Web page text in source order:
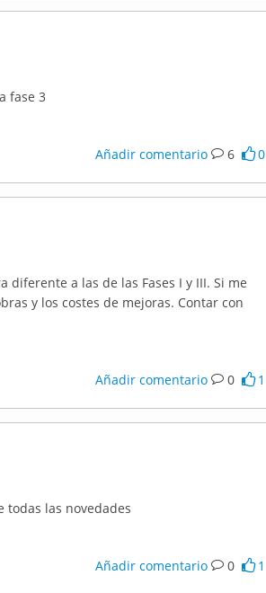
fase 3
Añadir comentario 6 0
diferente a las de las Fases I y III. Si me
y los costes de mejoras. Contar con
Añadir comentario 0 1
todas las novedades
Añadir comentario 0 1